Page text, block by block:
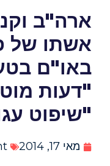
ארה"ב
אשתו של
באו"ם
"דעות
"שיפוט
מאי 17, 2014